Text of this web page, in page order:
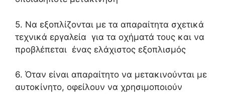
5. Να εξοπλίζονται με τα απαραίτητα σχετικά
τεχνικά εργαλεία για τα οχήματά τους και να
προβλέπεται ένας ελάχιστος εξοπλισμός
6. Όταν είναι απαραίτητο να μετακινούνται με
αυτοκίνητο, οφείλουν να χρησιμοποιούν